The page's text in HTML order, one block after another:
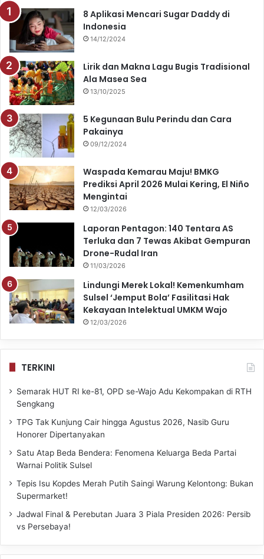
b
o
e
m
8 Aplikasi Mencari Sugar Daddy di
Indonesia
14/12/2024
Lirik dan Makna Lagu Bugis Tradisional
Ala Masea Sea
13/10/2025
5 Kegunaan Bulu Perindu dan Cara
Pakainya
09/12/2024
Waspada Kemarau Maju! BMKG
Prediksi April 2026 Mulai Kering, El Niño
Mengintai
12/03/2026
Laporan Pentagon: 140 Tentara AS
Terluka dan 7 Tewas Akibat Gempuran
Drone-Rudal Iran
11/03/2026
Lindungi Merek Lokal! Kemenkumham
Sulsel ‘Jemput Bola’ Fasilitasi Hak
Kekayaan Intelektual UMKM Wajo
12/03/2026
TERKINI
Semarak HUT RI ke-81, OPD se-Wajo Adu Kekompakan di RTH
Sengkang
TPG Tak Kunjung Cair hingga Agustus 2026, Nasib Guru
Honorer Dipertanyakan
Satu Atap Beda Bendera: Fenomena Keluarga Beda Partai
Warnai Politik Sulsel
Tepis Isu Kopdes Merah Putih Saingi Warung Kelontong: Bukan
Supermarket!
Jadwal Final & Perebutan Juara 3 Piala Presiden 2026: Persib
vs Persebaya!